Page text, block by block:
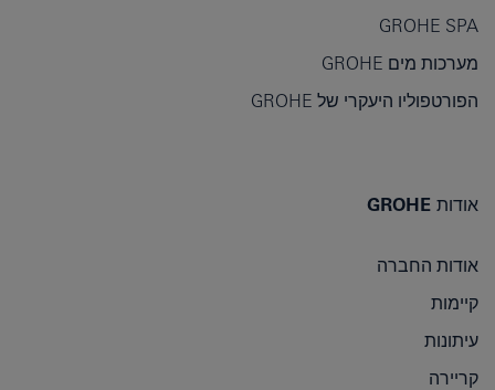
GROHE SPA
מערכות מים GROHE
הפורטפוליו היעקרי של GROHE
אודות GROHE
אודות החברה
קיימות
עיתונות
קריירה